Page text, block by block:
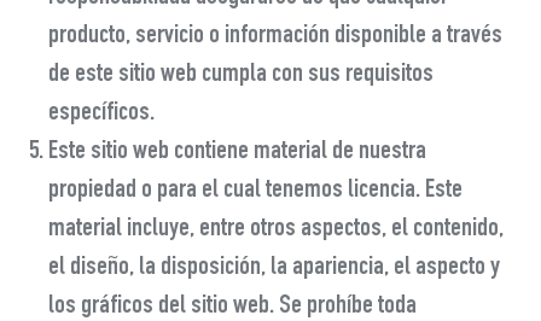
producto, servicio o información disponible a través
de este sitio web cumpla con sus requisitos
específicos.
Este sitio web contiene material de nuestra
propiedad o para el cual tenemos licencia. Este
material incluye, entre otros aspectos, el contenido,
el diseño, la disposición, la apariencia, el aspecto y
los gráficos del sitio web. Se prohíbe toda